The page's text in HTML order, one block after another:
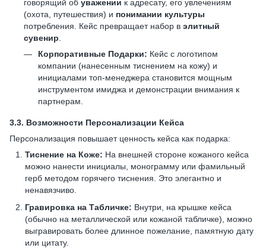
говорящий об уважении к адресату, его увлечениям
(охота, путешествия) и понимании культуры
потребления. Кейс превращает набор в элитный
сувенир
Корпоративные Подарки: Кейс с логотипом
компании (нанесенным тиснением на кожу) и
инициалами топ-менеджера становится мощным
инструментом имиджа и демонстрации внимания к
партнерам.
3.3. Возможности Персонализации Кейса
Персонализация повышает ценность кейса как подарка:
Тиснение на Коже: На внешней стороне кожаного кейса
можно нанести инициалы, монограмму или фамильный
герб методом горячего тиснения. Это элегантно и
ненавязчиво.
Гравировка на Табличке: Внутри, на крышке кейса
(обычно на металлической или кожаной табличке), можно
выгравировать более длинное пожелание, памятную дату
или цитату.